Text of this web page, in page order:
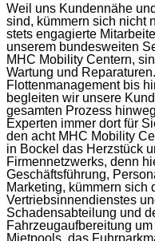
Weil uns Kundennähe
sind, kümmern sich nicht
stets engagierte
unserem bundesweiten
MHC Mobility Centern,
Wartung und
Flottenmanagement bis
begleiten wir unsere
gesamten Prozess
Experten immer dort für
den acht MHC Mobility
in Bockel das Herzstück
Firmennetzwerks, denn
Geschäftsführung,
Marketing, kümmern sich
Vertriebsinnendienstes
Schadensabteilung und
Fahrzeugaufbereitung
Mietpools, das